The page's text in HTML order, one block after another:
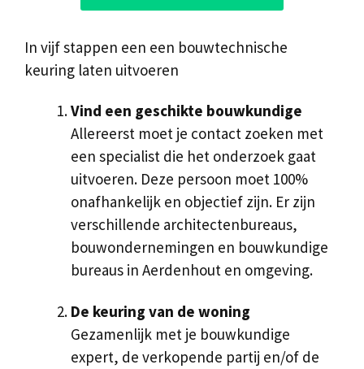
In vijf stappen een een bouwtechnische
keuring laten uitvoeren
Vind een geschikte bouwkundige
Allereerst moet je contact zoeken met
een specialist die het onderzoek gaat
uitvoeren. Deze persoon moet 100%
onafhankelijk en objectief zijn. Er zijn
verschillende architectenbureaus,
bouwondernemingen en bouwkundige
bureaus in Aerdenhout en omgeving.
De keuring van de woning
Gezamenlijk met je bouwkundige
expert, de verkopende partij en/of de